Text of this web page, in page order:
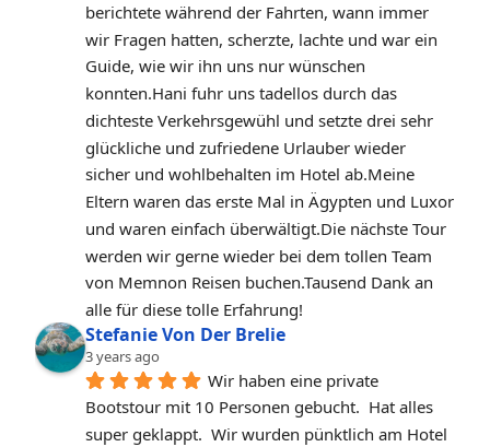
berichtete während der Fahrten, wann immer
wir Fragen hatten, scherzte, lachte und war ein
Guide, wie wir ihn uns nur wünschen
konnten.Hani fuhr uns tadellos durch das
dichteste Verkehrsgewühl und setzte drei sehr
glückliche und zufriedene Urlauber wieder
sicher und wohlbehalten im Hotel ab.Meine
Eltern waren das erste Mal in Ägypten und Luxor
und waren einfach überwältigt.Die nächste Tour
werden wir gerne wieder bei dem tollen Team
von Memnon Reisen buchen.Tausend Dank an
alle für diese tolle Erfahrung!
Stefanie Von Der Brelie
3 years ago
Wir haben eine private
Bootstour mit 10 Personen gebucht.  Hat alles
super geklappt.  Wir wurden pünktlich am Hotel